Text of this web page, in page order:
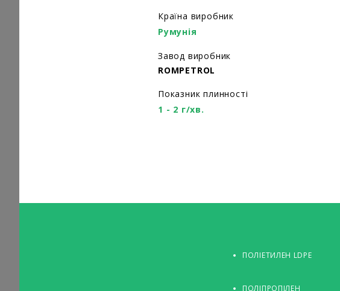
Країна виробник
Румунія
Завод виробник
ROMPETROL
Показник плинності
1 - 2 г/хв.
ПОЛІЕТИЛЕН LDPE
ПОЛІПРОПІЛЕН